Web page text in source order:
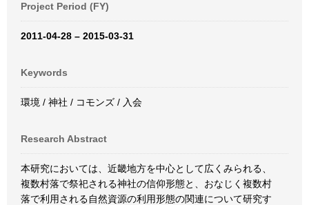
Project Period (FY)
2011-04-28 – 2015-03-31
Keywords
環境 / 神社 / コモンズ / 入会
Research Abstract
本研究においては、近畿地方を中心として広くみられる、
複数村落で祭祀される神社の信仰形態と、おなじく複数村
落で利用される自然資源の利用形態の関連について研究す